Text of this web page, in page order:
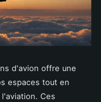
d'avion offre une
espaces tout en
Ces